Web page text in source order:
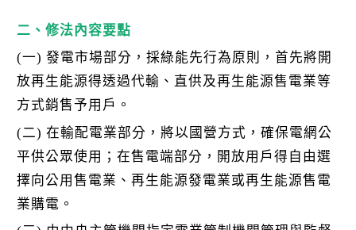
二、修法內容要點
(一) 發電市場部分，採綠能先行為原則，首先將開
放再生能源得透過代輸、直供及再生能源售電業等
方式銷售予用戶。
(二) 在輸配電業部分，將以國營方式，確保電網公
平供公眾使用；在售電端部分，開放用戶得自由選
擇向公用售電業、再生能源發電業或再生能源售電
業購電。